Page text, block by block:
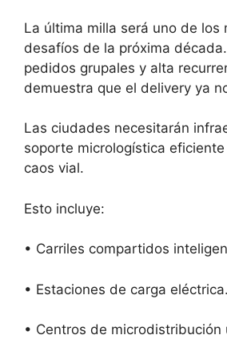
La última milla será uno de los
desafíos de la próxima
pedidos grupales y alta
demuestra que el delivery ya
Las ciudades necesitarán
soporte micrologística
caos vial.
Esto incluye:
• Carriles compartidos
• Estaciones de carga eléctrica.
• Centros de microdistribución